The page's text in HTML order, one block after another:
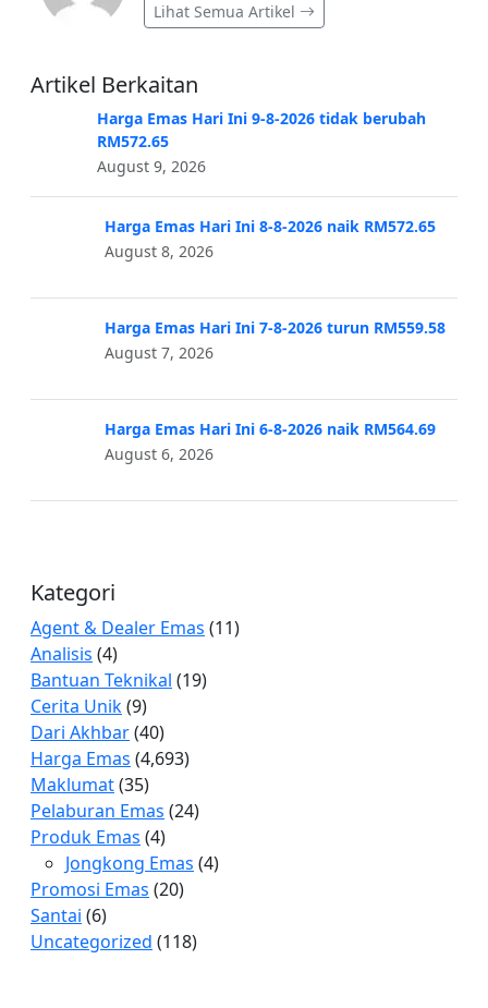
Lihat Semua Artikel
Artikel Berkaitan
Harga Emas Hari Ini 9-8-2026 tidak berubah
RM572.65
August 9, 2026
Harga Emas Hari Ini 8-8-2026 naik RM572.65
August 8, 2026
Harga Emas Hari Ini 7-8-2026 turun RM559.58
August 7, 2026
Harga Emas Hari Ini 6-8-2026 naik RM564.69
August 6, 2026
Kategori
Agent & Dealer Emas (11)
Analisis (4)
Bantuan Teknikal (19)
Cerita Unik(9)
Dari Akhbar(40)
Harga Emas (4,693)
Maklumat(35)
Pelaburan Emas (24)
Produk Emas (4)
Jongkong Emas (4)
Promosi Emas (20)
Santai (6)
Uncategorized (118)